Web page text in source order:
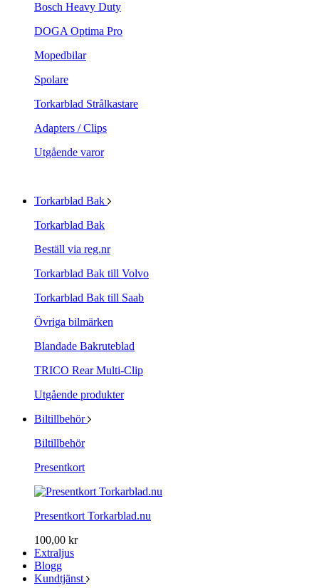
Bosch Heavy Duty
DOGA Optima Pro
Mopedbilar
Spolare
Torkarblad Strålkastare
Adapters / Clips
Utgående varor
Torkarblad Bak
Torkarblad Bak
Beställ via reg.nr
Torkarblad Bak till Volvo
Torkarblad Bak till Saab
Övriga bilmärken
Blandade Bakruteblad
TRICO Rear Multi-Clip
Utgående produkter
Biltillbehör
Biltillbehör
Presentkort
Presentkort Torkarblad.nu
100,00 kr
Extraljus
Blogg
Kundtjänst